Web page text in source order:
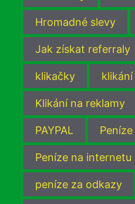
Hromadné slevy
Jak získat referraly
klikačky klikání
Klikání na reklamy
PAYPAL Peníze
Peníze na internetu
peníze za odkazy